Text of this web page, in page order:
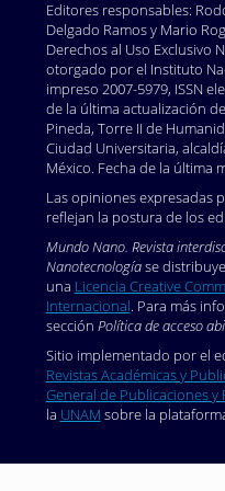
https://doi.org/
Jain, K. K. (2010).
oncology. BMC Med, 8:
https://doi.org/
Kennedy, D., Orts–Gil,
Luch, A. y Seeberg, P.
functionalization of
cytotoxicity and
Nanobiotechnology, 12:
https://doi.org/10.1186/
https://doi.org/
Kuzma, J. (2007).
Journal of
https://doi.org/
https://doi.org/10.1007/
Rodríguez–Padilla, C.
Editores responsables:
Delgado Ramos y Mario
Derechos al Uso Exclusivo
otorgado por el Instituto
impreso 2007-5979, ISSN
de la última actualización
Pineda, Torre II de
Ciudad Universitaria,
México. Fecha de la última
Las opiniones expresadas
reflejan la postura de los
Mundo Nano. Revista
Nanotecnologíase
una Licencia Creative
Internacional. Para más
sección Política de acceso
Sitio implementado por el
Revistas Académicas y
General de Publicaciones
la UNAM sobre la